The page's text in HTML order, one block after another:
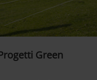
Green